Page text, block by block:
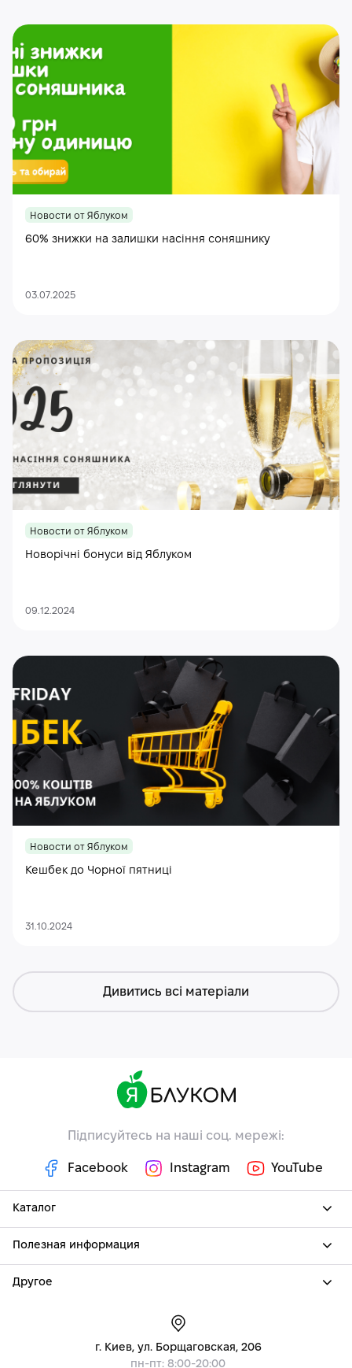
Новости от Яблуком
60% знижки на залишки насіння соняшнику
03.07.2025
Новости от Яблуком
Новорічні бонуси від Яблуком
09.12.2024
Новости от Яблуком
Кешбек до Чорної пятниці
31.10.2024
Дивитись всі матеріали
Підписуйтесь на наші соц. мережі:
Facebook Instagram YouTube
Каталог
Полезная информация
Другое
г. Киев, ул. Борщаговская, 206
пн-пт: 8:00-20:00